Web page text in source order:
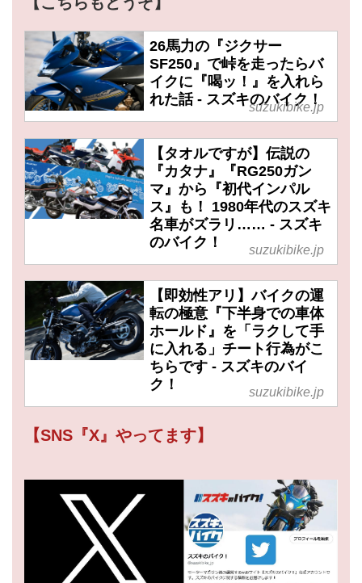
26馬力の『ジクサー
SF250』で峠を走ったらバ
イクに『喝ッ！』を入れら
れた話 - スズキのバイク！
suzukibike.jp
【タオルですが】伝説の
『カタナ』『RG250ガン
マ』から『初代インパル
ス』も！ 1980年代のスズキ
名車がズラリ…… - スズキ
のバイク！
suzukibike.jp
【即効性アリ】バイクの運
転の極意『下半身での車体
ホールド』を「ラクして手
に入れる」チート行為がこ
ちらです - スズキのバイ
ク！
suzukibike.jp
【SNS『X』やってます】